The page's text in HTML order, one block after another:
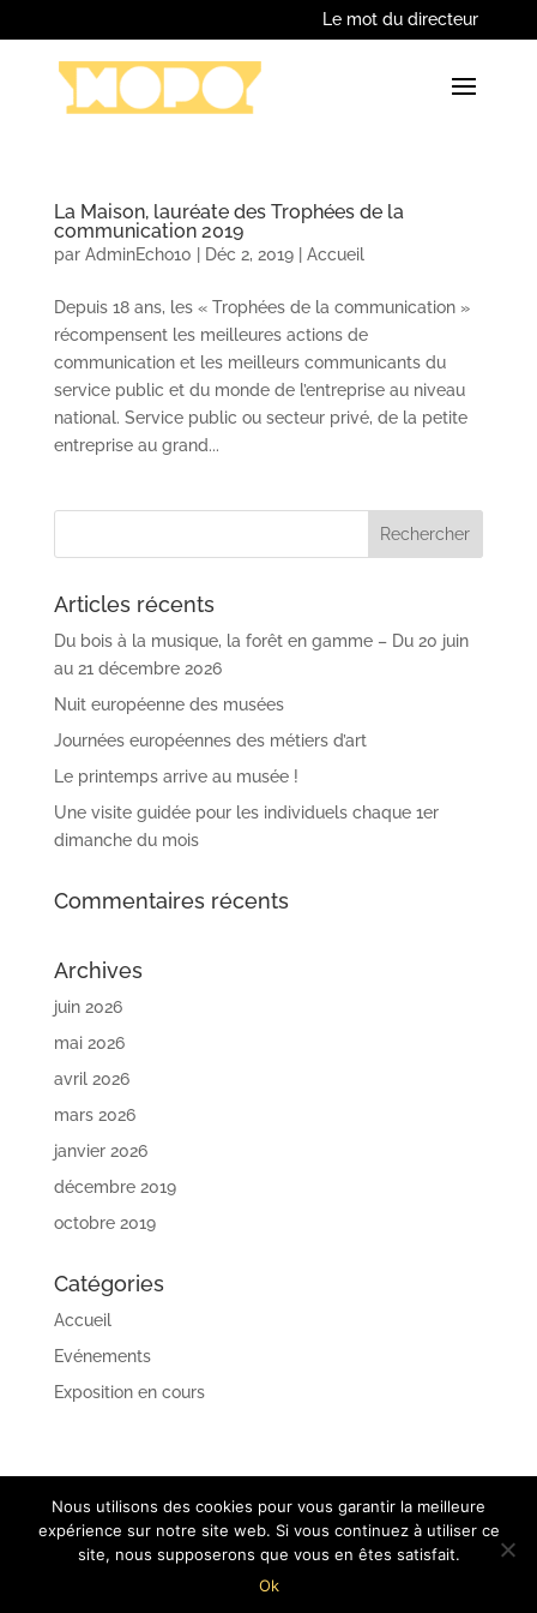
Le mot du directeur
La Maison, lauréate des Trophées de la
communication 2019
par AdminEcho10 Déc 2, 2019| Accueil
Depuis 18 ans, les « Trophées de la communication »
récompensent les meilleures actions de
communication et les meilleurs communicants du
service public et du monde de l’entreprise au niveau
national. Service public ou secteur privé, de la petite
entreprise au grand...
Articles récents
Du bois à la musique, la forêt en gamme – Du 20 juin
au 21 décembre 2026
Nuit européenne des musées
Journées européennes des métiers d’art
Le printemps arrive au musée !
Une visite guidée pour les individuels chaque 1er
dimanche du mois
Commentaires récents
Archives
juin 2026
mai 2026
avril 2026
mars 2026
janvier 2026
décembre 2019
octobre 2019
Catégories
Accueil
Evénements
Exposition en cours
Groupe écho |
Nous utilisons des cookies pour vous garantir la meilleure
expérience sur notre site web. Si vous continuez à utiliser ce
site, nous supposerons que vous en êtes satisfait.
Ok